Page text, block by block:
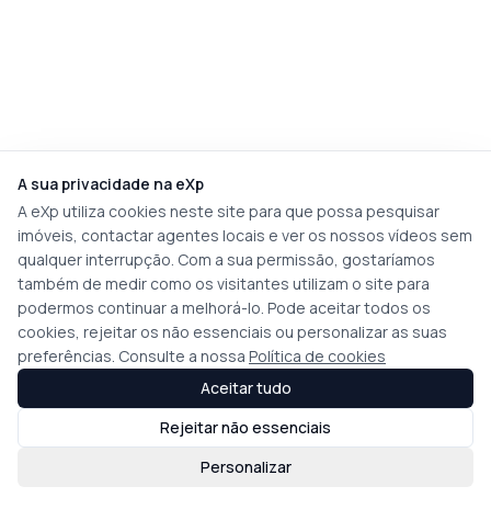
A sua privacidade na eXp
A eXp utiliza cookies neste site para que possa pesquisar
imóveis, contactar agentes locais e ver os nossos vídeos sem
qualquer interrupção. Com a sua permissão, gostaríamos
também de medir como os visitantes utilizam o site para
podermos continuar a melhorá-lo. Pode aceitar todos os
cookies, rejeitar os não essenciais ou personalizar as suas
preferências. Consulte a nossa Política de cookies
Personalizar
Rejeitar não essenciais
Aceitar tudo